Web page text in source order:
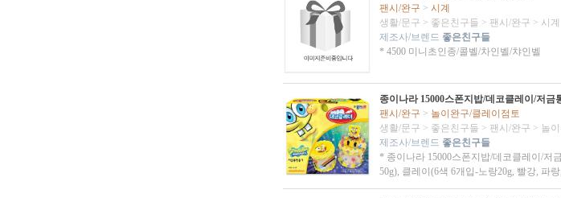
팬시/완구 > 시계
생활/문구 > 좋은친구들 > 팬시/완구 > 시계
제조사/브렌드 좋은친구들
* 4500 미니초인종/콜벨/차인벨/챠인벨
종이나라 15000스폰지밥/데코클레이/저금
팬시/완구 > 놀이완구/클레이점토
생활/문구 > 좋은친구들 > 팬시/완구 > 놀
제조사/브렌드 좋은친구들
* 종이나라 15000스폰지밥/데코클레이/저
50g), 클레이(6색 6개입-노랑20g, 빨강, 파